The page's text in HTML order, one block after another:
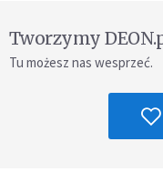
Tworzymy
Tu możesz nas wesprzeć.